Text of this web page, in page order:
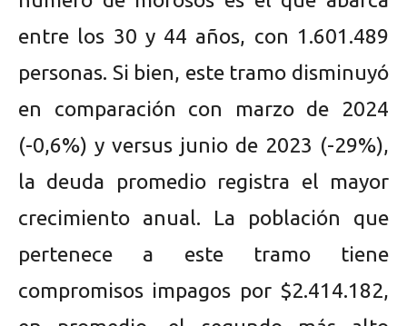
entre los 30 y 44 años, con 1.601.489
personas. Si bien, este tramo disminuyó
en comparación con marzo de 2024
(-0,6%) y versus junio de 2023 (-29%),
la deuda promedio registra el mayor
crecimiento anual. La población que
pertenece a este tramo tiene
compromisos impagos por $2.414.182,